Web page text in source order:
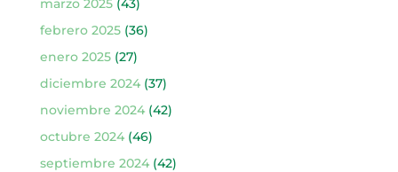
febrero 2025(36)
enero 2025(27)
diciembre 2024(37)
noviembre 2024(42)
octubre 2024(46)
septiembre 2024(42)